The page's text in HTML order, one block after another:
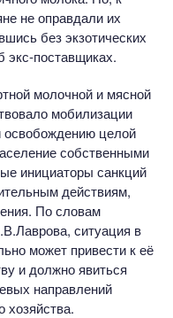
не оправдали их
без экзотических
экс-поставщиках.
молочной и мясной
мобилизации
освобождению целой
собственными
инициаторы санкций
действиям,
По словам
ситуация в
может привести к её
и должно явиться
направлений
хозяйства.